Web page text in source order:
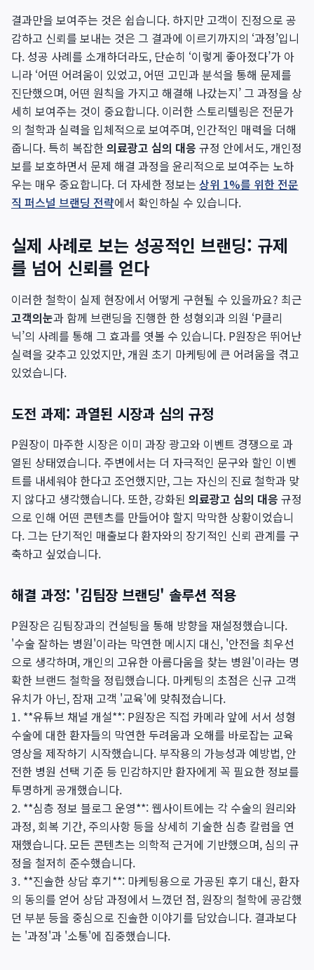
결과만을 보여주는 것은 쉽습니다. 하지만 고객이 진정으로 공
감하고 신뢰를 보내는 것은 그 결과에 이르기까지의 ‘과정’입니
다. 성공 사례를 소개하더라도, 단순히 ‘이렇게 좋아졌다’가 아
니라 ‘어떤 어려움이 있었고, 어떤 고민과 분석을 통해 문제를
진단했으며, 어떤 원칙을 가지고 해결해 나갔는지’ 그 과정을 상
세히 보여주는 것이 중요합니다. 이러한 스토리텔링은 전문가
의 철학과 실력을 입체적으로 보여주며, 인간적인 매력을 더해
줍니다. 특히 복잡한의료광고 심의 대응 규정 안에서도, 개인정
보를 보호하면서 문제 해결 과정을 윤리적으로 보여주는 노하
우는 매우 중요합니다. 더 자세한 정보는 상위 1%를 위한 전문
직 퍼스널 브랜딩 전략에서 확인하실 수 있습니다.
실제 사례로 보는 성공적인 브랜딩: 규제
를 넘어 신뢰를 얻다
이러한 철학이 실제 현장에서 어떻게 구현될 수 있을까요? 최근
고객의눈과 함께 브랜딩을 진행한 한 성형외과 의원 ‘P클리
닉’의 사례를 통해 그 효과를 엿볼 수 있습니다. P원장은 뛰어난
실력을 갖추고 있었지만, 개원 초기 마케팅에 큰 어려움을 겪고
있었습니다.
도전 과제: 과열된 시장과 심의 규정
P원장이 마주한 시장은 이미 과장 광고와 이벤트 경쟁으로 과
열된 상태였습니다. 주변에서는 더 자극적인 문구와 할인 이벤
트를 내세워야 한다고 조언했지만, 그는 자신의 진료 철학과 맞
지 않다고 생각했습니다. 또한, 강화된 의료광고 심의 대응 규정
으로 인해 어떤 콘텐츠를 만들어야 할지 막막한 상황이었습니
다. 그는 단기적인 매출보다 환자와의 장기적인 신뢰 관계를 구
축하고 싶었습니다.
해결 과정: '김팀장 브랜딩' 솔루션 적용
P원장은 김팀장과의 컨설팅을 통해 방향을 재설정했습니다.
'수술 잘하는 병원'이라는 막연한 메시지 대신, '안전을 최우선
으로 생각하며, 개인의 고유한 아름다움을 찾는 병원'이라는 명
확한 브랜드 철학을 정립했습니다. 마케팅의 초점은 신규 고객
유치가 아닌, 잠재 고객 '교육'에 맞춰졌습니다.
1. **유튜브 채널 개설**: P원장은 직접 카메라 앞에 서서 성형
수술에 대한 환자들의 막연한 두려움과 오해를 바로잡는 교육
영상을 제작하기 시작했습니다. 부작용의 가능성과 예방법, 안
전한 병원 선택 기준 등 민감하지만 환자에게 꼭 필요한 정보를
투명하게 공개했습니다.
2. **심층 정보 블로그 운영**: 웹사이트에는 각 수술의 원리와
과정, 회복 기간, 주의사항 등을 상세히 기술한 심층 칼럼을 연
재했습니다. 모든 콘텐츠는 의학적 근거에 기반했으며, 심의 규
정을 철저히 준수했습니다.
3. **진솔한 상담 후기**: 마케팅용으로 가공된 후기 대신, 환자
의 동의를 얻어 상담 과정에서 느꼈던 점, 원장의 철학에 공감했
던 부분 등을 중심으로 진솔한 이야기를 담았습니다. 결과보다
는 '과정'과 '소통'에 집중했습니다.